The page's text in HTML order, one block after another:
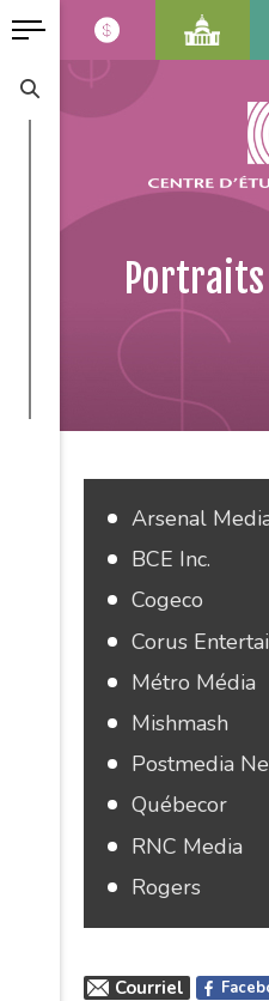
Portraits
Arsenal
BCE Inc.
Cogeco
Corus
Métro Média
Mishmash
Postmedia
Québecor
RNC Media
Rogers
Courriel